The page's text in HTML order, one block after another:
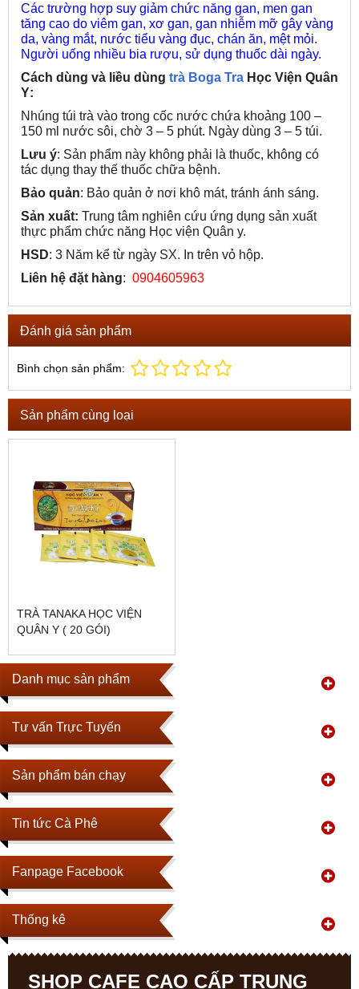
Danh mục sản phẩm
Tư vấn Trực Tuyến
Sản phẩm bán chạy
Tin tức Cà Phê
Fanpage Facebook
Thống kê
Các trường hợp suy giảm chức năng gan, men gan
tăng cao do viêm gan, xơ gan, gan nhiễm mỡ gây vàng
da, vàng mắt, nước tiểu vàng đục, chán ăn, mệt mỏi.
Người uống nhiều bia rượu, sử dụng thuốc dài ngày.
Cách dùng và liều dùng trà Boga Tra Học Viện Quân
Y:
Nhúng túi trà vào trong cốc nước chứa khoảng 100 –
150 ml nước sôi, chờ 3 – 5 phút. Ngày dùng 3 – 5 túi.
Lưu ý: Sản phẩm này không phải là thuốc, không có
tác dụng thay thế thuốc chữa bệnh.
Bảo quản: Bảo quản ở nơi khô mát, tránh ánh sáng.
Sản xuất: Trung tâm nghiên cứu ứng dụng sản xuất
thực phẩm chức năng Học viện Quân y.
HSD: 3 Năm kể từ ngày SX. In trên vỏ hộp.
Liên hệ đặt hàng: 0904605963
Đánh giá sản phẩm
Bình chọn sản phẩm:
Sản phẩm cùng loại
TRÀ TANAKA HỌC VIỆN
QUÂN Y ( 20 GÓI)
SHOP CAFE CAO CẤP TRUNG